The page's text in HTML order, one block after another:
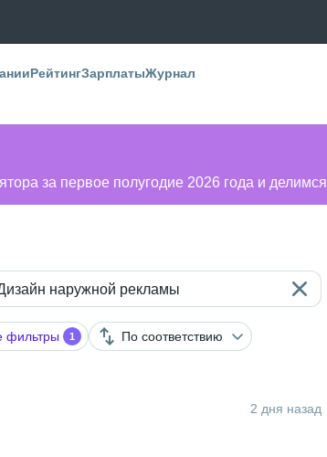
РейтингЗарплатыЖурнал
за первое полугодие 2026 года и делимся
наружной рекламы
фильтры 1 По соответствию
2 дня назад